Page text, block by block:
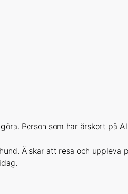
Person som har årskort på
Älskar att resa och uppleva